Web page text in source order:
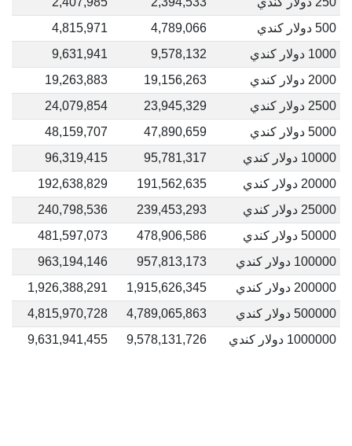
500 دولار كندي
4,789,066
4,815,971
1000 دولار كندي
9,578,132
9,631,941
2000 دولار كندي
19,156,263
19,263,883
2500 دولار كندي
23,945,329
24,079,854
5000 دولار كندي
47,890,659
48,159,707
10000 دولار كندي
95,781,317
96,319,415
20000 دولار كندي
191,562,635
192,638,829
25000 دولار كندي
239,453,293
240,798,536
50000 دولار كندي
478,906,586
481,597,073
100000 دولار كندي
957,813,173
963,194,146
200000 دولار كندي
1,915,626,345
1,926,388,291
500000 دولار كندي
4,789,065,863
4,815,970,728
1000000 دولار كندي
9,578,131,726
9,631,941,455